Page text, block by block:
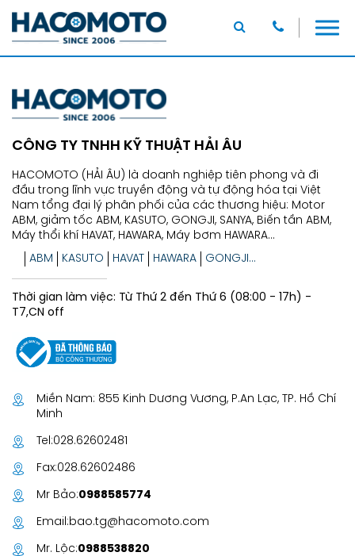
CÔNG TY TNHH KỸ THUẬT HẢI ÂU
HACOMOTO (HẢI ÂU) là doanh nghiệp tiên phong và đi
đầu trong lĩnh vực truyền động và tự động hóa tại Việt
Nam tổng đại lý phân phối của các thương hiệu: Motor
ABM, giảm tốc ABM, KASUTO, GONGJI, SANYA, Biến tần ABM,
Máy thổi khí HAVAT, HAWARA, Máy bơm HAWARA...
ABM
KASUTO HAVAT HAWARA GONGJI...
Thời gian làm việc: Từ Thứ 2 đến Thứ 6 (08:00 - 17h) -
T7,CN off
Miền Nam: 855 Kinh Dương Vương, P.An Lạc, TP. Hồ Chí
Minh
Tel:028.62602481
Fax:028.62602486
Mr Bảo:0988585774
Email: bao.tg@hacomoto.com
Mr. Lộc:0988538820